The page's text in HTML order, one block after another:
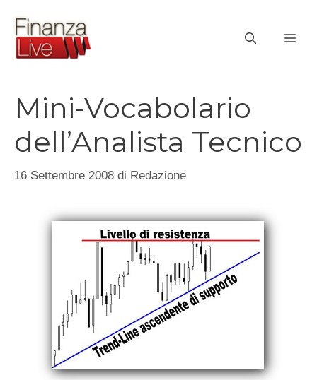
contenuto
Mini-Vocabolario
dell’Analista Tecnico
16 Settembre 2008 di Redazione